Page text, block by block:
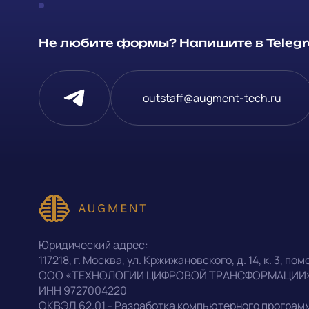
outstaff@augment-tech.ru
+7 (499) 302-30-53
Оставить заявку
Не любите формы? Напишите в
outstaff@augment-tech.ru
Юридический адрес:
117218, г. Москва,ул. Кржижановского, д. 14, к. 3,
ООО «ТЕХНОЛОГИИ ЦИФРОВОЙ
ИНН 9727004220
ОКВЭД 62.01 - Разработка компьютерного
Telegram
проект